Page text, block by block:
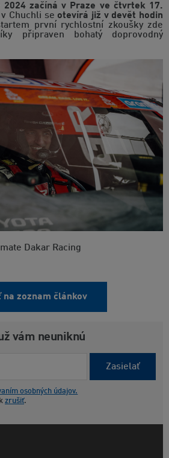
začíná v Praze ve čtvrtek 17.
Chuchli se otevírá již v devět hodin
první rychlostní zkoušky zde
připraven bohatý doprovodný
Dakar Racing
na zoznam článkov
vám neuniknú
Zasielať
osobných údajov.
zrušiť.